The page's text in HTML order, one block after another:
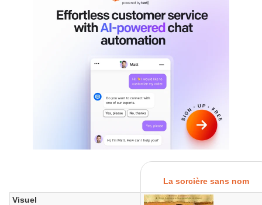
La sorcière sans nom
Visuel